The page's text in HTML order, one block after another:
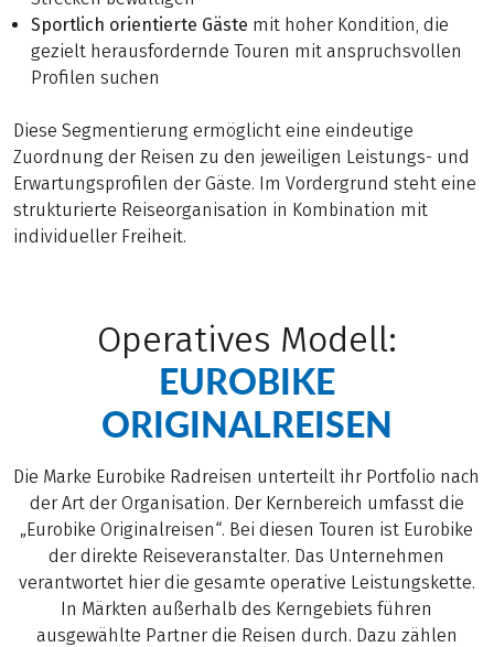
Sportlich orientierte Gäste mit hoher Kondition, die
gezielt herausfordernde Touren mit anspruchsvollen
Profilen suchen
Diese Segmentierung ermöglicht eine eindeutige
Zuordnung der Reisen zu den jeweiligen Leistungs- und
Erwartungsprofilen der Gäste. Im Vordergrund steht eine
strukturierte Reiseorganisation in Kombination mit
individueller Freiheit.
Operatives Modell:
EUROBIKE
ORIGINALREISEN
Die Marke Eurobike Radreisen unterteilt ihr Portfolio nach
der Art der Organisation. Der Kernbereich umfasst die
„Eurobike Originalreisen“. Bei diesen Touren ist Eurobike
der direkte Reiseveranstalter. Das Unternehmen
verantwortet hier die gesamte operative Leistungskette.
In Märkten außerhalb des Kerngebiets führen
ausgewählte Partner die Reisen durch. Dazu zählen